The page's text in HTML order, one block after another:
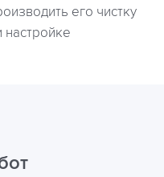
его чистку
настройке